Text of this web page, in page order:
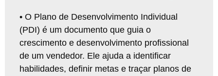
• O Plano de Desenvolvimento Individual
(PDI) é um documento que guia o
crescimento e desenvolvimento profissional
de um vendedor. Ele ajuda a identificar
habilidades, definir metas e traçar planos de